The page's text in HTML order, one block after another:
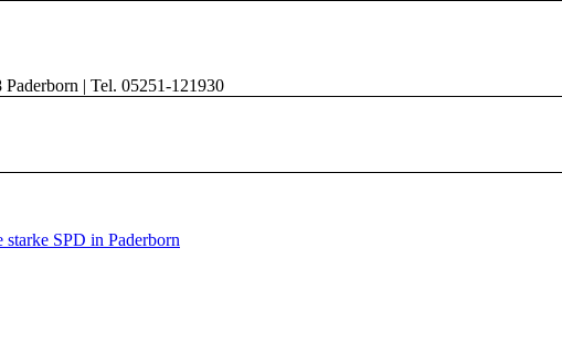
| Tel. 05251-121930
SPD in Paderborn